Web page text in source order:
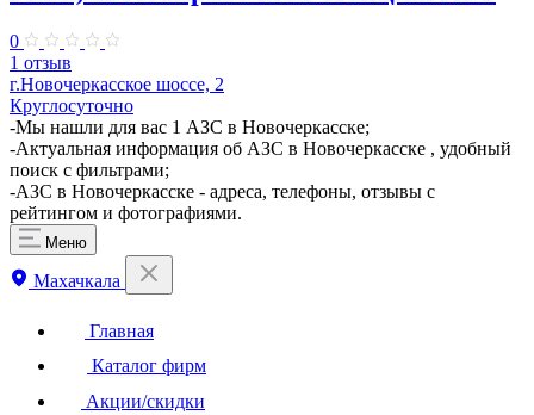
0
1 отзыв
г.Новочеркасское шоссе, 2
Круглосуточно
-Мы нашли для вас 1 АЗС в Новочеркасске;
-Актуальная информация об АЗС в Новочеркасске , удобный
поиск с фильтрами;
-АЗС в Новочеркасске - адреса, телефоны, отзывы с
рейтингом и фотографиями.
Меню
Махачкала
Главная
Каталог фирм
Акции/скидки